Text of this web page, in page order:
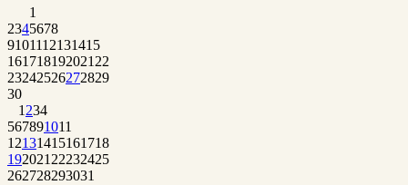
1
2345678
9101112131415
161718192021 22
23242526272829
30
1 234
567891011
12131415161718
192021 22232425
262728293031